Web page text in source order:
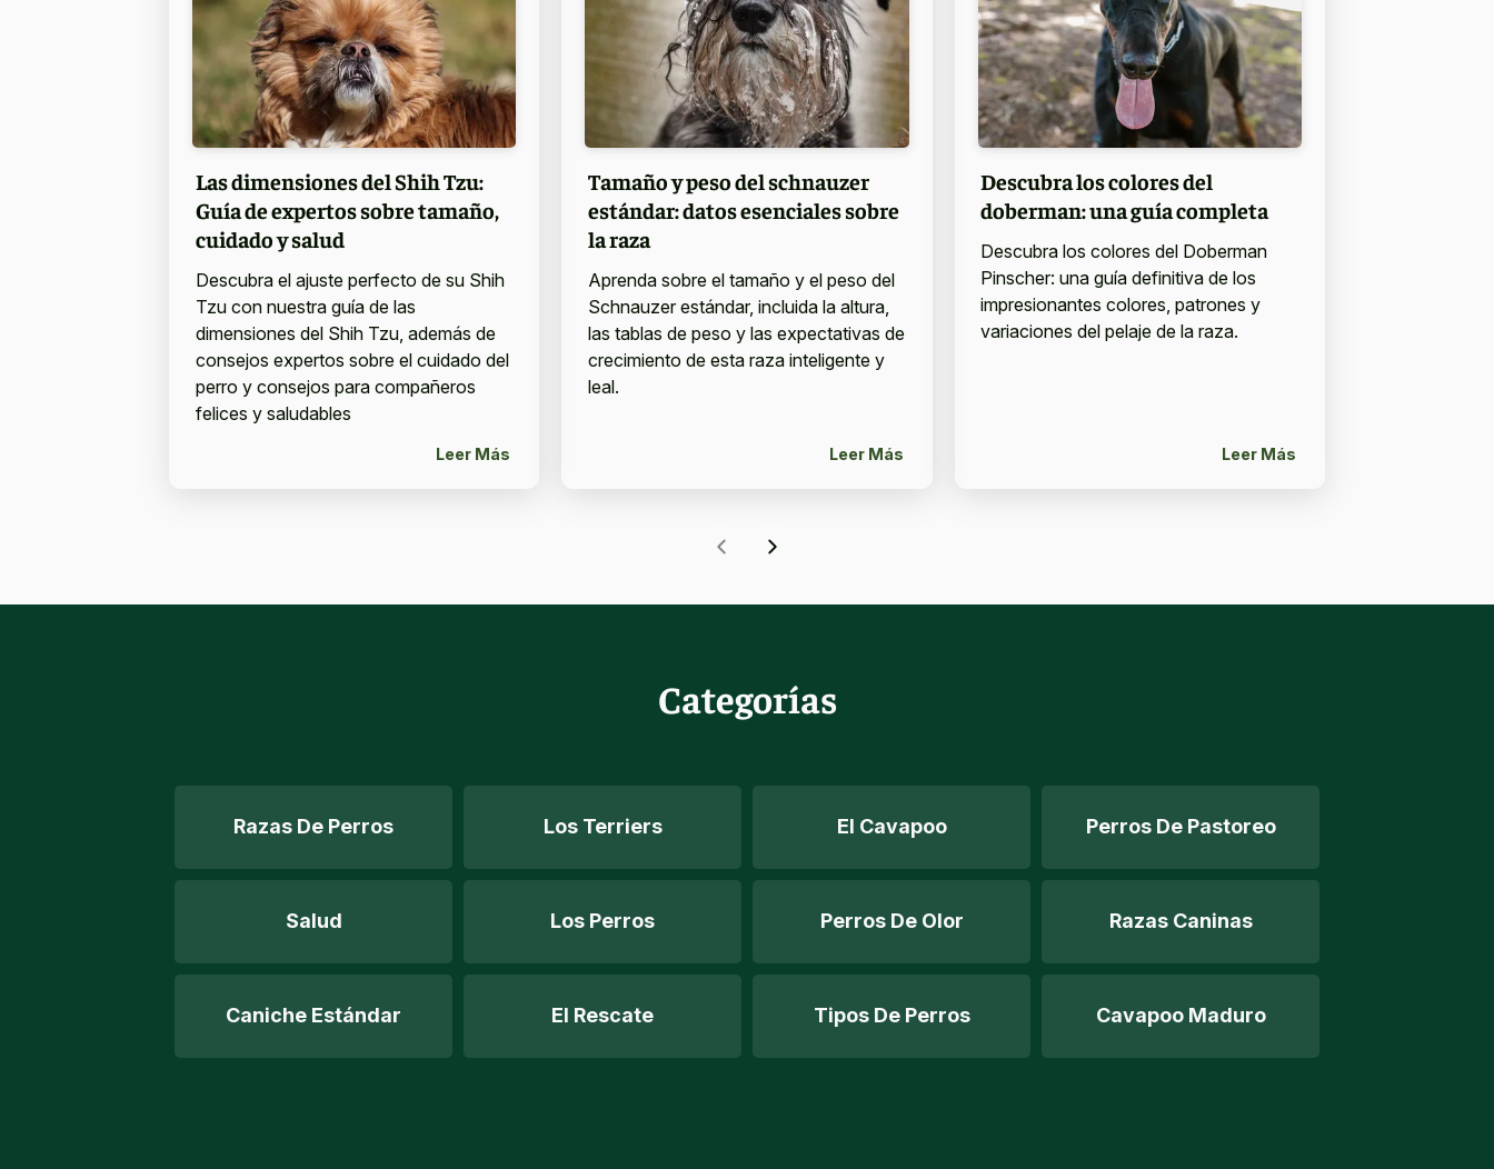
Las dimensiones del Shih Tzu:
Guía de expertos sobre tamaño,
cuidado y salud
Descubra el ajuste perfecto de su Shih
Tzu con nuestra guía de las
dimensiones del Shih Tzu, además de
consejos expertos sobre el cuidado del
perro y consejos para compañeros
felices y saludables
Leer Más
Tamaño y peso del schnauzer
estándar: datos esenciales sobre
la raza
Aprenda sobre el tamaño y el peso del
Schnauzer estándar, incluida la altura,
las tablas de peso y las expectativas de
crecimiento de esta raza inteligente y
leal.
Leer Más
Descubra los colores del
doberman: una guía completa
Descubra los colores del Doberman
Pinscher: una guía definitiva de los
impresionantes colores, patrones y
variaciones del pelaje de la raza.
Leer Más
Categorías
Razas De Perros Los Terriers El Cavapoo Perros De Pastoreo
Salud Los Perros Perros De Olor Razas Caninas
Caniche Estándar El Rescate Tipos De Perros Cavapoo Maduro